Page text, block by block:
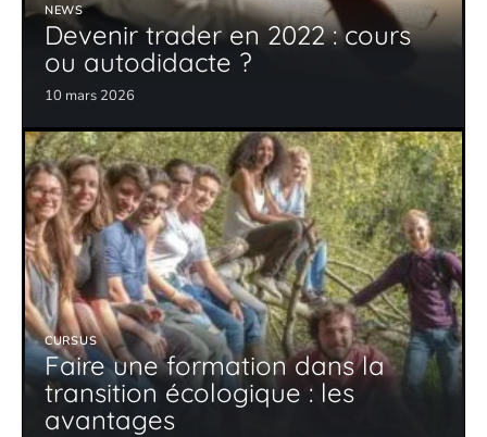
NEWS
Devenir trader en 2022 : cours
ou autodidacte ?
10 mars 2026
CURSUS
Faire une formation dans la
transition écologique : les
avantages